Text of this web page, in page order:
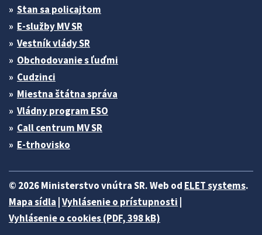
Stan sa policajtom
E-služby MV SR
Vestník vlády SR
Obchodovanie s ľuďmi
Cudzinci
Miestna štátna správa
Vládny program ESO
Call centrum MV SR
E-trhovisko
© 2026 Ministerstvo vnútra SR. Web od ELET systems.
Mapa sídla Vyhlásenie o prístupnosti
Vyhlásenie o cookies (PDF, 398 kB)